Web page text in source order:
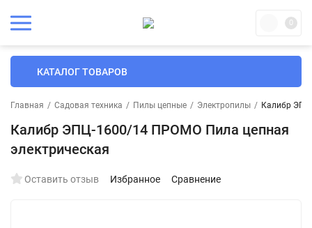
0
КАТАЛОГ ТОВАРОВ
Главная / Садовая техника / Пилы цепные / Электропилы / Калибр
Калибр ЭПЦ-1600/14 ПРОМО Пила цепная
электрическая
Оставить отзыв Избранное Сравнение